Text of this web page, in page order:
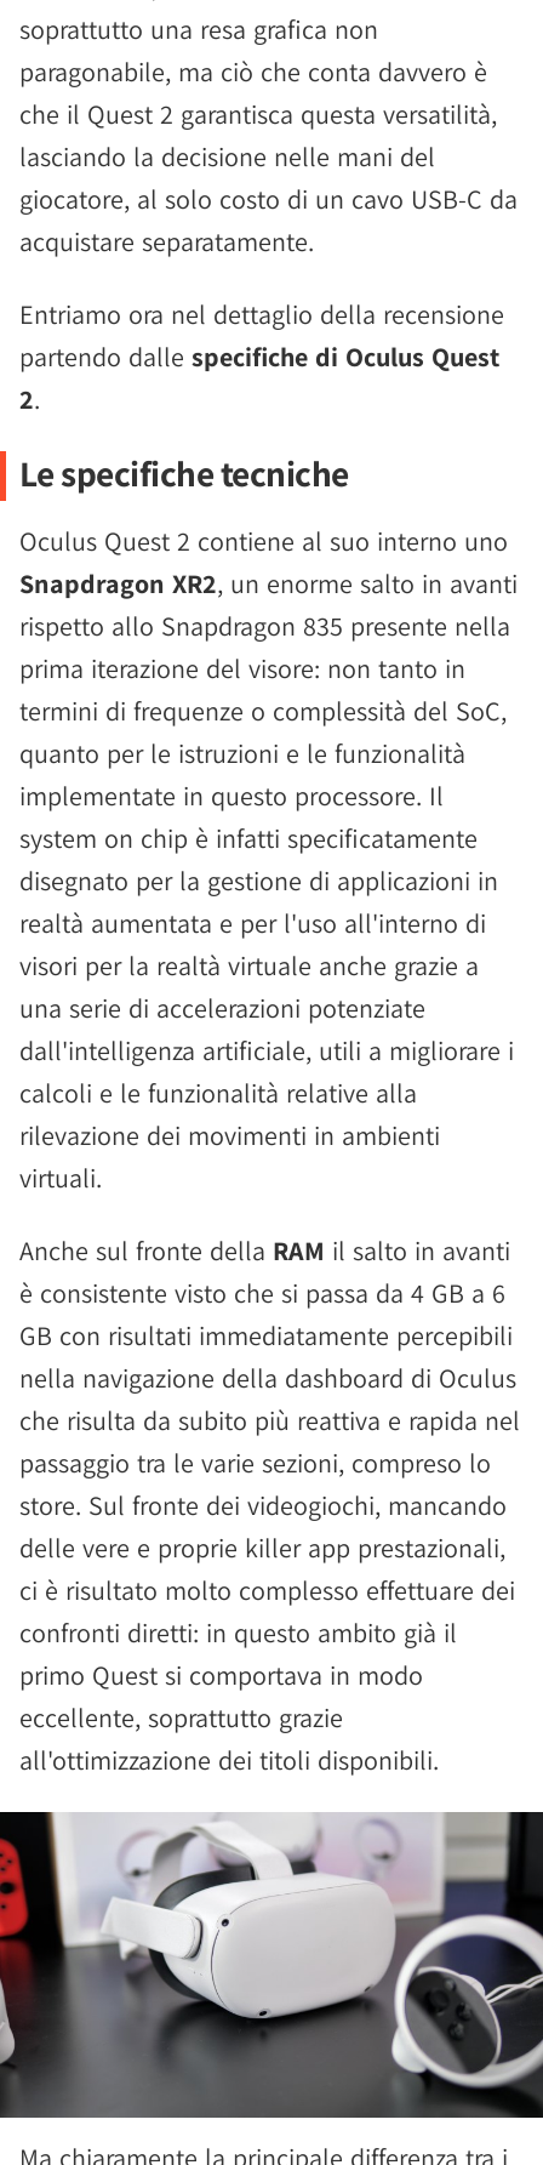
soprattutto una resa grafica non
paragonabile, ma ciò che conta davvero è
che il Quest 2 garantisca questa versatilità,
lasciando la decisione nelle mani del
giocatore, al solo costo di un cavo USB-C da
acquistare separatamente.
Entriamo ora nel dettaglio della recensione
partendo dalle specifiche di Oculus Quest
2.
Le specifiche tecniche
Oculus Quest 2 contiene al suo interno uno
Snapdragon XR2, un enorme salto in avanti
rispetto allo Snapdragon 835 presente nella
prima iterazione del visore: non tanto in
termini di frequenze o complessità del SoC,
quanto per le istruzioni e le funzionalità
implementate in questo processore. Il
system on chip è infatti specificatamente
disegnato per la gestione di applicazioni in
realtà aumentata e per l'uso all'interno di
visori per la realtà virtuale anche grazie a
una serie di accelerazioni potenziate
dall'intelligenza artificiale, utili a migliorare i
calcoli e le funzionalità relative alla
rilevazione dei movimenti in ambienti
virtuali.
Anche sul fronte della RAM il salto in avanti
è consistente visto che si passa da 4 GB a 6
GB con risultati immediatamente percepibili
nella navigazione della dashboard di Oculus
che risulta da subito più reattiva e rapida nel
passaggio tra le varie sezioni, compreso lo
store. Sul fronte dei videogiochi, mancando
delle vere e proprie killer app prestazionali,
ci è risultato molto complesso effettuare dei
confronti diretti: in questo ambito già il
primo Quest si comportava in modo
eccellente, soprattutto grazie
all'ottimizzazione dei titoli disponibili.
Ma chiaramente la principale differenza tra i